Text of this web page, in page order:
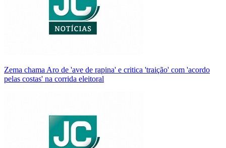
Zema chama Aro de 'ave de rapina' e critica 'traição' com 'acordo
pelas costas' na corrida eleitoral